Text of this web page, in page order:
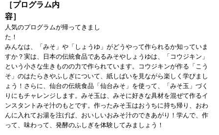
［プログラム内
容
人気のプログラムが帰ってきまし
た
みんなは、「みそ」や「しょうゆ」がどうやって作られるか知っていま
すか？実は、日本の伝統食品であるみそやしょうゆは、「コウジキン」
という小さな生きものの力で作られています。コウジキンが作る「こう
そ」のはたらきやふしぎについて、紙しばいを見ながら楽しく学びまし
ょう！さらに、仙台の伝統食品「仙台みそ」を使って、「みそ玉」づく
りにもチャレンジします。みそ玉は、みそに好きな具材を混ぜて作るイ
ンスタントみそ汁のもとです。作ったみそ玉はおうちに持ち帰り、おわ
んに入れてお湯を注げば、おいしいおみそ汁のできあがり！学んで、作
って、味わって、発酵のふしぎを体験してみましょう！